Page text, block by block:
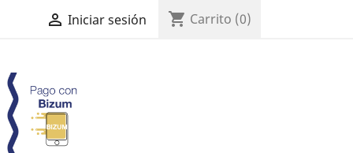
 Iniciar sesión shopping_cart Carrito (0)